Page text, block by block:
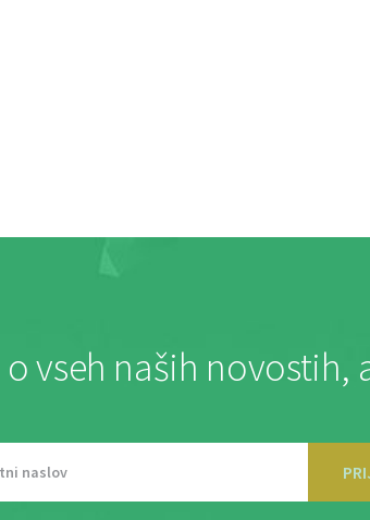
o vseh naših